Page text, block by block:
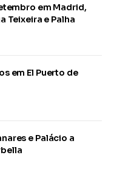
em Madrid,
Teixeira e Palha
em El Puerto de
e Palácio a